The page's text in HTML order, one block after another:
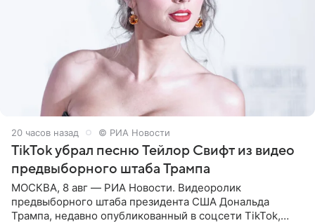
20 часов назад © РИА Новости
TikTok убрал песню Тейлор Свифт из видео
предвыборного штаба Трампа
МОСКВА, 8 авг — РИА Новости. Видеоролик
предвыборного штаба президента США Дональда
Трампа, недавно опубликованный в соцсети TikTok,